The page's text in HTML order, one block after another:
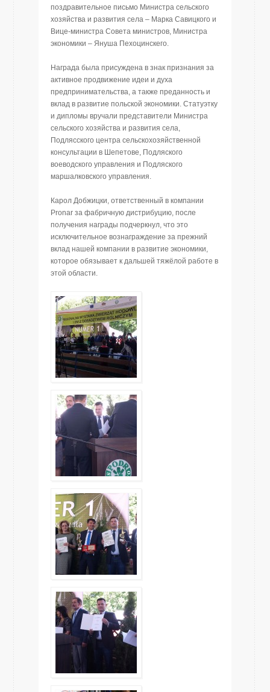
поздравительное письмо Министра сельского
хозяйства и развития села – Марка Савицкoго и
Вице-министра Совета министров, Министра
экономики – Януша Пехоцинскего.
Награда была присуждена в знак признания за
активное продвижение идеи и духа
предпринимательства, а также преданность и
вклад в развитие польской экономики. Статуэтку
и дипломы вручали представители Министра
сельского хозяйства и развития села,
Подлясского центра сельскохозяйственной
консультации в Шепетове, Подляского
воеводского управления и Подляского
маршалковского управления.
Карол Добжицки, ответственный в компании
Pronar за фабричную дистрибуцию, после
получения награды подчеркнул, что это
исключительное вознаграждение за прежний
вклад нашей компании в развитие экономики,
которое обязывает к дальшей тяжёлой работе в
этой области.